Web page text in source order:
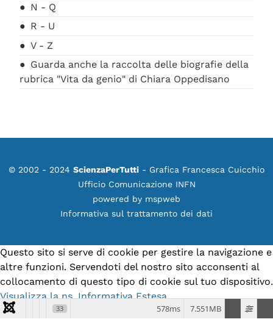
N - Q
R - U
V - Z
Guarda anche la raccolta delle biografie della
rubrica "Vita da genio" di Chiara Oppedisano
© 2002 - 2024 ScienzaPerTutti - Grafica Francesca Cuicchio
Ufficio Comunicazione INFN
powered by mspweb
Informativa sul trattamento dei dati
Questo sito si serve di cookie per gestire la navigazione e
altre funzioni. Servendoti del nostro sito acconsenti al
collocamento di questo tipo di cookie sul tuo dispositivo.
Visualizza la ns. Informativa Estesa.
Accetto
33 7.551MB
578ms